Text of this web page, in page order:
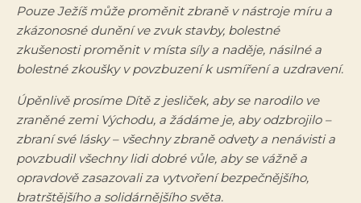
Pouze Ježíš může proměnit zbraně v nástroje míru a
zkázonosné dunění ve zvuk stavby, bolestné
zkušenosti proměnit v místa síly a naděje, násilné a
bolestné zkoušky v povzbuzení k usmíření a uzdravení.
Úpěnlivě prosíme Dítě z jesliček, aby se narodilo ve
zraněné zemi Východu, a žádáme je, aby odzbrojilo –
zbraní své lásky – všechny zbraně odvety a nenávisti a
povzbudil všechny lidi dobré vůle, aby se vážně a
opravdově zasazovali za vytvoření bezpečnějšího,
bratrštějšího a solidárnějšího světa.